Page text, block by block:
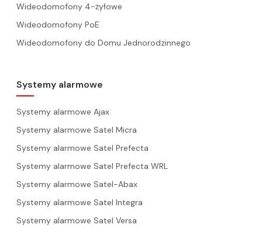
Wideodomofony 4-żyłowe
Wideodomofony PoE
Wideodomofony do Domu Jednorodzinnego
Systemy alarmowe
Systemy alarmowe Ajax
Systemy alarmowe Satel Micra
Systemy alarmowe Satel Prefecta
Systemy alarmowe Satel Prefecta WRL
Systemy alarmowe Satel-Abax
Systemy alarmowe Satel Integra
Systemy alarmowe Satel Versa